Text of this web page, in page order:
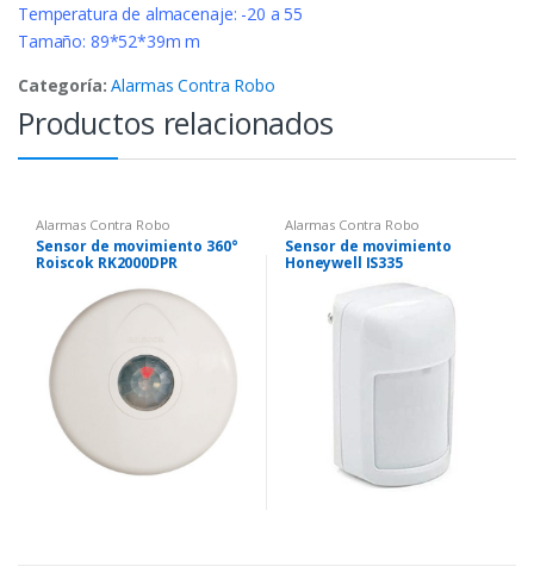
Temperatura de almacenaje: -20 a 55
Tamaño: 89*52*39m m
Categoría:Alarmas Contra Robo
Productos relacionados
Alarmas Contra Robo
Sensor de movimiento 360°
Roiscok RK2000DPR
Alarmas Contra Robo
Sensor de movimiento
Honeywell IS335